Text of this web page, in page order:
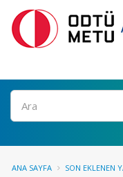
Ara
ANA SAYFA SON EKLENEN